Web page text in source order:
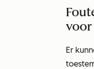
voor
Er